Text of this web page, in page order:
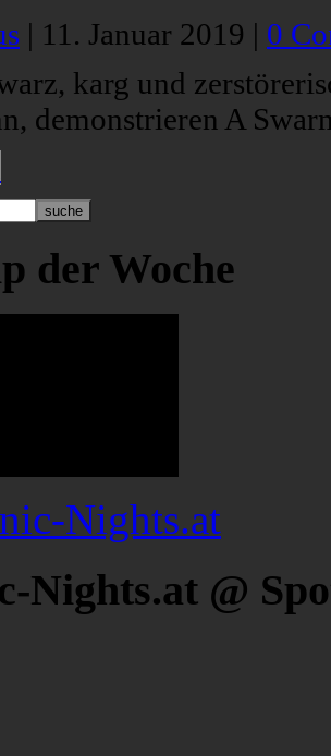
| 11. Januar 2019 | 0
karg und
demonstrieren A
der Woche
Nights.at
Nights.at @